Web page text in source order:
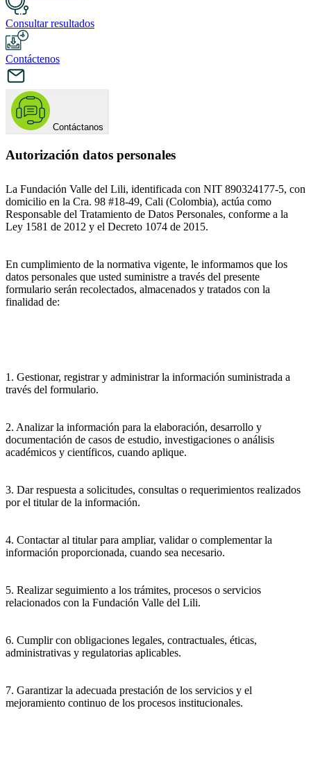
Consultar resultados
Contáctenos
Contáctanos
Autorización datos personales
La Fundación Valle del Lili, identificada con NIT 890324177-5, con
domicilio en la Cra. 98 #18-49, Cali (Colombia), actúa como
Responsable del Tratamiento de Datos Personales, conforme a la
Ley 1581 de 2012 y el Decreto 1074 de 2015.
En cumplimiento de la normativa vigente, le informamos que los
datos personales que usted suministre a través del presente
formulario serán recolectados, almacenados y tratados con la
finalidad de:
1. Gestionar, registrar y administrar la información suministrada a
través del formulario.
2. Analizar la información para la elaboración, desarrollo y
documentación de casos de estudio, investigaciones o análisis
académicos y científicos, cuando aplique.
3. Dar respuesta a solicitudes, consultas o requerimientos realizados
por el titular de la información.
4. Contactar al titular para ampliar, validar o complementar la
información proporcionada, cuando sea necesario.
5. Realizar seguimiento a los trámites, procesos o servicios
relacionados con la Fundación Valle del Lili.
6. Cumplir con obligaciones legales, contractuales, éticas,
administrativas y regulatorias aplicables.
7. Garantizar la adecuada prestación de los servicios y el
mejoramiento continuo de los procesos institucionales.